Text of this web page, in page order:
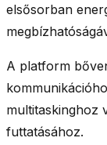
elsősorban
A platform
multitaskinghoz
futtatásához.